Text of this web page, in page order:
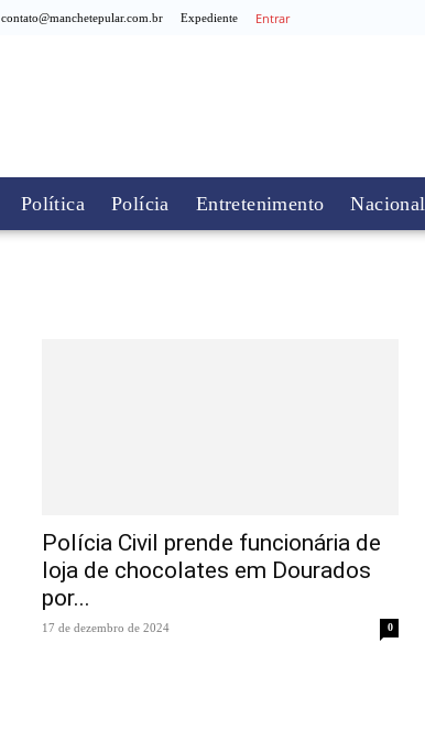
contato@manchetepular.com.br Expediente Entrar
Política Polícia Entretenimento Nacional
Polícia Civil prende funcionária de
loja de chocolates em Dourados
por...
17 de dezembro de 2024 0